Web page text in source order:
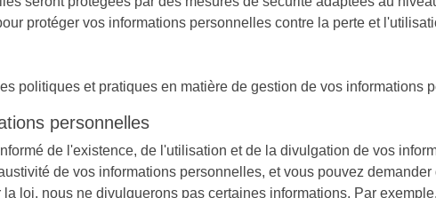
protéger vos informations personnelles contre la perte et
politiques et pratiques en matière de gestion de vos informations
personnelles
de l'existence, de l'utilisation et de la divulgation de vos
de vos informations personnelles, et vous pouvez
loi, nous ne divulguerons pas certaines informations. Par